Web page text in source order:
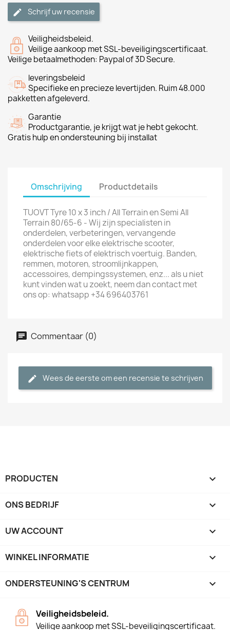
Schrijf uw recensie
Veiligheidsbeleid.
Veilige aankoop met SSL-beveiligingscertificaat.
Veilige betaalmethoden: Paypal of 3D Secure.
leveringsbeleid
Specifieke en precieze levertijden. Ruim 48.000
pakketten afgeleverd.
Garantie
Productgarantie, je krijgt wat je hebt gekocht.
Gratis hulp en ondersteuning bij installat
Omschrijving Productdetails
TUOVT Tyre 10 x 3 inch / All Terrain en Semi All
Terrain 80/65-6 - Wij zijn specialisten in
onderdelen, verbeteringen, vervangende
onderdelen voor elke elektrische scooter,
elektrische fiets of elektrisch voertuig. Banden,
remmen, motoren, stroomlijnkappen,
accessoires, dempingssystemen, enz... als u niet
kunt vinden wat u zoekt, neem dan contact met
ons op: whatsapp +34 696403761
Commentaar (0)
Wees de eerste om een recensie te schrijven
PRODUCTEN 
ONS BEDRIJF 
UW ACCOUNT 
WINKEL INFORMATIE keyboard_arrow_down
ONDERSTEUNING'S CENTRUM 
Veiligheidsbeleid.
Veilige aankoop met SSL-beveiligingscertificaat.